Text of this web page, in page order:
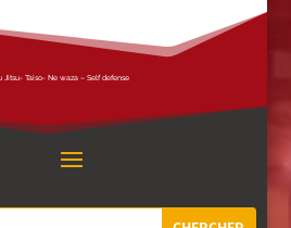
Taiso- Ne waza – Self defense